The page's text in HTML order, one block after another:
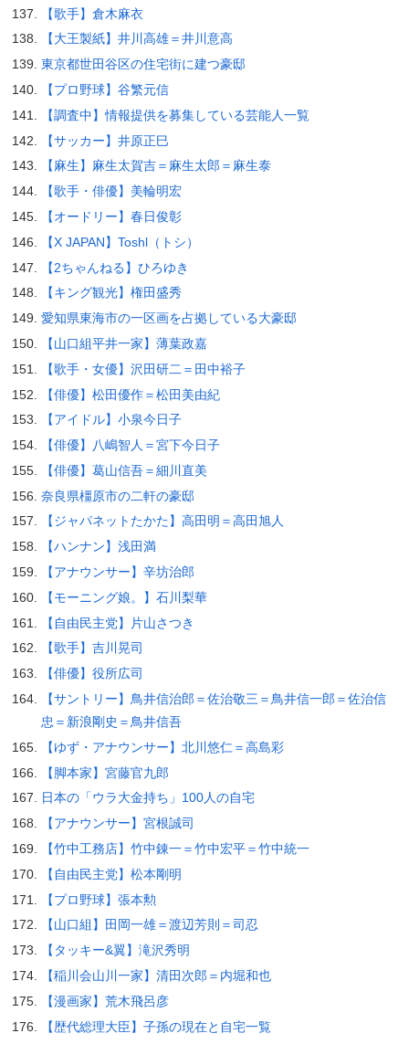
【歌手】倉木麻衣
【大王製紙】井川高雄＝井川意高
東京都世田谷区の住宅街に建つ豪邸
【プロ野球】谷繁元信
【調査中】情報提供を募集している芸能人一覧
【サッカー】井原正巳
【麻生】麻生太賀吉＝麻生太郎＝麻生泰
【歌手・俳優】美輪明宏
【オードリー】春日俊彰
【X JAPAN】Toshl（トシ）
【2ちゃんねる】ひろゆき
【キング観光】権田盛秀
愛知県東海市の一区画を占拠している大豪邸
【山口組平井一家】薄葉政嘉
【歌手・女優】沢田研二＝田中裕子
【俳優】松田優作＝松田美由紀
【アイドル】小泉今日子
【俳優】八嶋智人＝宮下今日子
【俳優】葛山信吾＝細川直美
奈良県橿原市の二軒の豪邸
【ジャパネットたかた】高田明＝高田旭人
【ハンナン】浅田満
【アナウンサー】辛坊治郎
【モーニング娘。】石川梨華
【自由民主党】片山さつき
【歌手】吉川晃司
【俳優】役所広司
【サントリー】鳥井信治郎＝佐治敬三＝鳥井信一郎＝佐治信
忠＝新浪剛史＝鳥井信吾
【ゆず・アナウンサー】北川悠仁＝高島彩
【脚本家】宮藤官九郎
日本の「ウラ大金持ち」100人の自宅
【アナウンサー】宮根誠司
【竹中工務店】竹中錬一＝竹中宏平＝竹中統一
【自由民主党】松本剛明
【プロ野球】張本勲
【山口組】田岡一雄＝渡辺芳則＝司忍
【タッキー&翼】滝沢秀明
【稲川会山川一家】清田次郎＝内堀和也
【漫画家】荒木飛呂彦
【歴代総理大臣】子孫の現在と自宅一覧